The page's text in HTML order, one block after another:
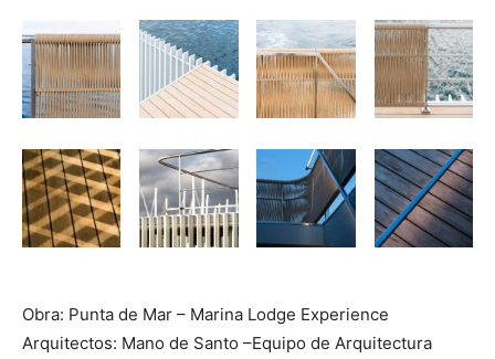
Obra: Punta de Mar – Marina Lodge Experience
Arquitectos: Mano de Santo –Equipo de Arquitectura